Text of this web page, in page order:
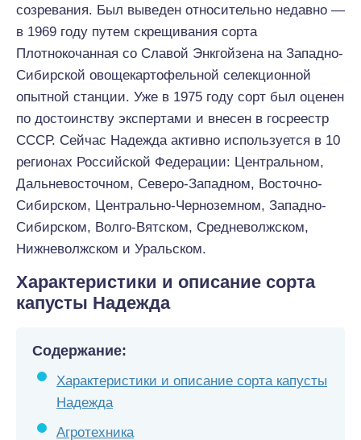
созревания. Был выведен относительно недавно —
в 1969 году путем скрещивания сорта
Плотнокочанная со Славой Энкгойзена на Западно-
Сибирской овощекартофельной селекционной
опытной станции. Уже в 1975 году сорт был оценен
по достоинству экспертами и внесен в госреестр
СССР. Сейчас Надежда активно используется в 10
регионах Российской Федерации: Центральном,
Дальневосточном, Северо-Западном, Восточно-
Сибирском, Центрально-Черноземном, Западно-
Сибирском, Волго-Вятском, Средневолжском,
Нижневолжском и Уральском.
Характеристики и описание сорта
капусты Надежда
Содержание:
Характеристики и описание сорта капусты
Надежда
Агротехника